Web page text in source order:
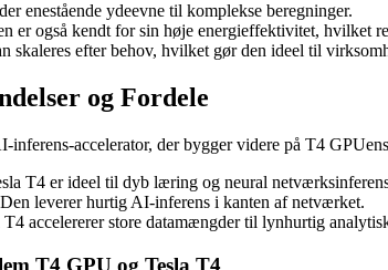
enestående ydeevne til komplekse beregninger.
er også kendt for sin høje energieffektivitet, hvilket
skaleres efter behov, hvilket gør den ideel til
og Fordele
inferens-accelerator, der bygger videre på T4
T4 er ideel til dyb læring og neural
Den leverer hurtig AI-inferens i kanten af netværket.
T4 accelererer store datamængder til lynhurtig
T4 GPU og Tesla T4